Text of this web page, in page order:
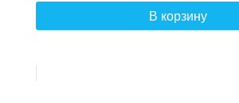
В корзину